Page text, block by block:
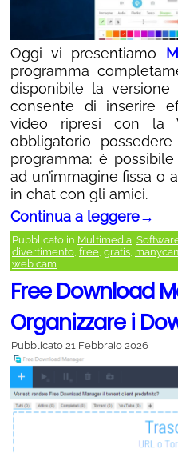
Oggi vi presentiamo
programma
disponibile la
consente di inserire
video ripresi con la
obbligatorio
programma: è
ad un’immagine fissa o
in chat con gli amici.
Continua a leggere→
Pubblicato in Multimedia
divertimento free gratis
web cam
Free Download
Organizzare i
Pubblicato 21 Febbraio 2026